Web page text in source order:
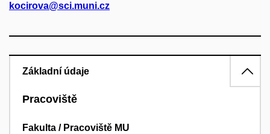
kocirova@sci.muni.cz
Základní údaje
Pracoviště
Fakulta / Pracoviště MU